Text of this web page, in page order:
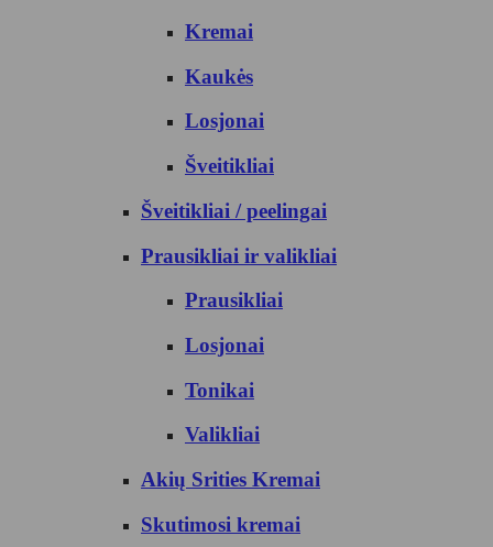
Kremai
Kaukės
Losjonai
Šveitikliai
Šveitikliai / peelingai
Prausikliai ir valikliai
Prausikliai
Losjonai
Tonikai
Valikliai
Akių Srities Kremai
Skutimosi kremai